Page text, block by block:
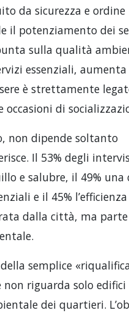
da sicurezza e
il potenziamento dei
sulla qualità
essenziali, aumenta
è strettamente
di
non dipende soltanto
Il 53% degli
e salubre, il 49% una
e il 45%
dalla città, ma
semplice
riguarda solo edifici
dei quartieri.